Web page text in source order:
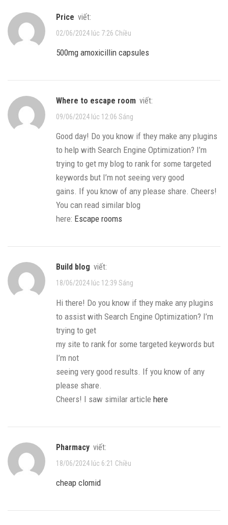
price viết:
02/06/2024 lúc 7:26 Chiều
500mg amoxicillin capsules
where to escape room viết:
09/06/2024 lúc 12:06 Sáng
Good day! Do you know if they make any plugins
to help with Search Engine Optimization? I’m
trying to get my blog to rank for some targeted
keywords but I’m not seeing very good
gains. If you know of any please share. Cheers!
You can read similar blog
here: Escape rooms
build blog viết:
18/06/2024 lúc 12:39 Sáng
Hi there! Do you know if they make any plugins
to assist with Search Engine Optimization? I’m
trying to get
my site to rank for some targeted keywords but
I’m not
seeing very good results. If you know of any
please share.
Cheers! I saw similar article here
pharmacy viết:
18/06/2024 lúc 6:21 Chiều
cheap clomid